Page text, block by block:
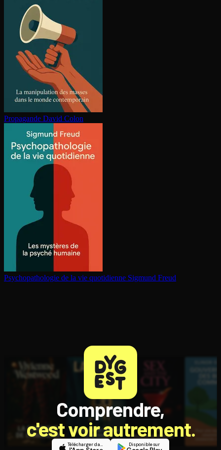
Propagande David Colon
Psy­cho­pa­tho­lo­gie de la vie quotidienne Sigmund Freud
Comprendre,
c'est voir autrement.
Télécharger dans Disponible sur